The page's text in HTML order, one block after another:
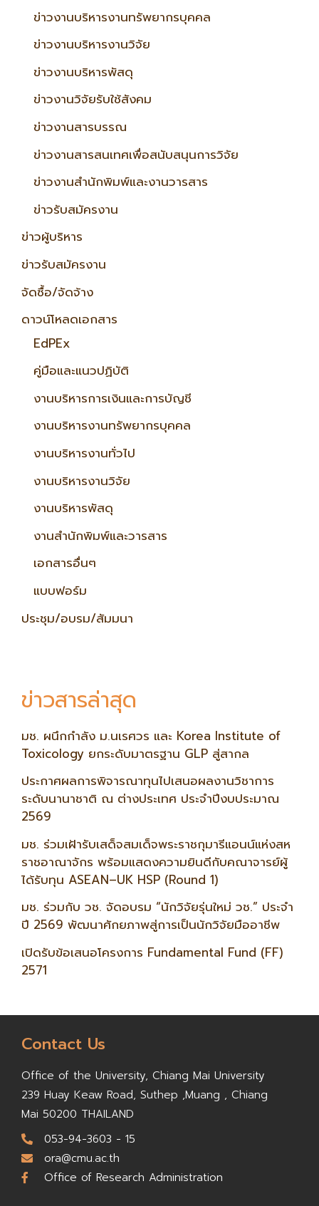
ข่าวงานบริหารงานทรัพยากรบุคคล
ข่าวงานบริหารงานวิจัย
ข่าวงานบริหารพัสดุ
ข่าวงานวิจัยรับใช้สังคม
ข่าวงานสารบรรณ
ข่าวงานสารสนเทศเพื่อสนับสนุนการวิจัย
ข่าวงานสำนักพิมพ์และงานวารสาร
ข่าวรับสมัครงาน
ข่าวผู้บริหาร
ข่าวรับสมัครงาน
จัดซื้อ/จัดจ้าง
ดาวน์โหลดเอกสาร
EdPEx
คู่มือและแนวปฏิบัติ
งานบริหารการเงินและการบัญชี
งานบริหารงานทรัพยากรบุคคล
งานบริหารงานทั่วไป
งานบริหารงานวิจัย
งานบริหารพัสดุ
งานสำนักพิมพ์และวารสาร
เอกสารอื่นๆ
แบบฟอร์ม
ประชุม/อบรม/สัมมนา
ข่าวสารล่าสุด
มช. ผนึกกำลัง ม.นเรศวร และ Korea Institute of
Toxicology ยกระดับมาตรฐาน GLP สู่สากล
ประกาศผลการพิจารณาทุนไปเสนอผลงานวิชาการ
ระดับนานาชาติ ณ ต่างประเทศ ประจำปีงบประมาณ
2569
มช. ร่วมเฝ้ารับเสด็จสมเด็จพระราชกุมารีแอนน์แห่งสห
ราชอาณาจักร พร้อมแสดงความยินดีกับคณาจารย์ผู้
ได้รับทุน ASEAN–UK HSP (Round 1)
มช. ร่วมกับ วช. จัดอบรม “นักวิจัยรุ่นใหม่ วช.” ประจำ
ปี 2569 พัฒนาศักยภาพสู่การเป็นนักวิจัยมืออาชีพ
เปิดรับข้อเสนอโครงการ Fundamental Fund (FF)
2571
Contact Us
Office of the University, Chiang Mai University
239 Huay Keaw Road, Suthep ,Muang , Chiang
Mai 50200 THAILAND
053-94-3603 - 15
ora@cmu.ac.th
Office of Research Administration